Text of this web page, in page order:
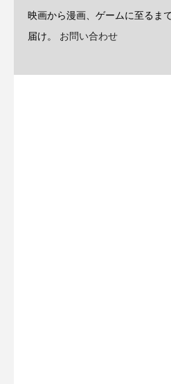
映画から漫画、ゲームに至るま
届け。 お問い合わせ